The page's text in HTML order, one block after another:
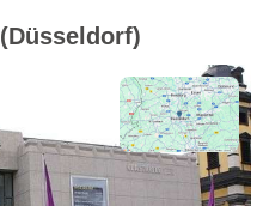
(Düsseldorf)